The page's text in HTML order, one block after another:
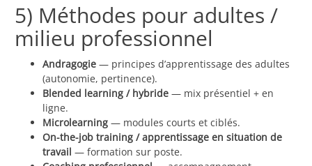
5) Méthodes pour adultes /
milieu professionnel
Andragogie — principes d’apprentissage des adultes
(autonomie, pertinence).
Blended learning / hybride — mix présentiel + en
ligne.
Microlearning — modules courts et ciblés.
On-the-job training / apprentissage en situation de
travail — formation sur poste.